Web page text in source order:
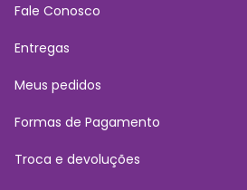
Fale Conosco
Entregas
Meus pedidos
Formas de Pagamento
Troca e devoluções